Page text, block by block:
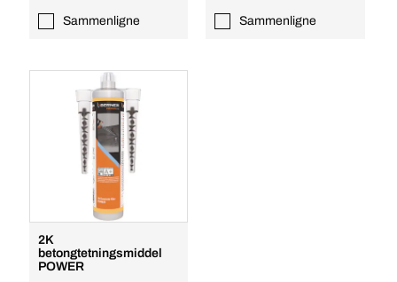
Sammenligne Sammenligne
2K
betongtetningsmiddel
POWER